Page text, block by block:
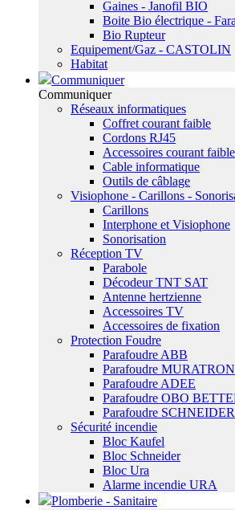
Gaines - Janofil BIO
Boite Bio électrique -
Bio Rupteur
Equipement/Gaz - CASTOLIN
Habitat
Communiquer
Communiquer
Réseaux informatiques
Coffret courant faible
Cordons RJ45
Accessoires courant faible
Cable informatique
Outils de câblage
Visiophone - Carillons -
Carillons
Interphone et Visiophone
Sonorisation
Réception TV
Parabole
Décodeur TNT SAT
Antenne hertzienne
Accessoires TV
Accessoires de fixation
Protection Foudre
Parafoudre ABB
Parafoudre MURATRON
Parafoudre ADEE
Parafoudre OBO
Parafoudre SCHNEIDER
Sécurité incendie
Bloc Kaufel
Bloc Schneider
Bloc Ura
Alarme incendie URA
Plomberie - Sanitaire